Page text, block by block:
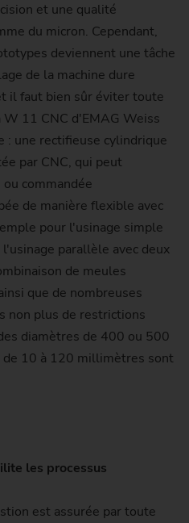
et une qualité
du micron. Cependant,
deviennent une tâche
de la machine dure
il faut bien sûr éviter toute
11 CNC d'EMAG Weiss
une rectifieuse cylindrique
par CNC, qui peut
commandée
de manière flexible avec
pour l'usinage simple
parallèle avec deux
de meules
que de nombreuses
non plus de restrictions
diamètres de 400 ou 500
10 à 120 millimètres sont
les processus
est assurée par toute